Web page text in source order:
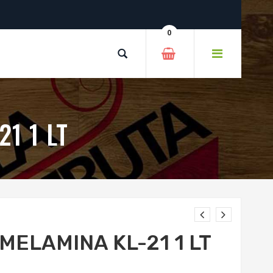
0
1 LT
KL-21 1 LT